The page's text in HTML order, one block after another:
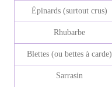
Épinards (surtout crus)
Rhubarbe
Blettes (ou bettes à carde)
Sarrasin